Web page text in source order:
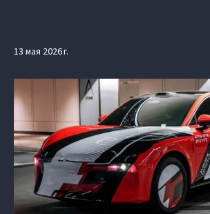
13 мая 2026 г.